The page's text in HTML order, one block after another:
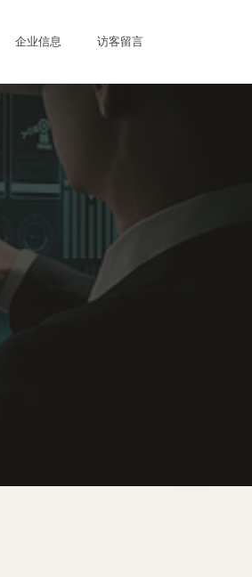
企业信息 访客留言